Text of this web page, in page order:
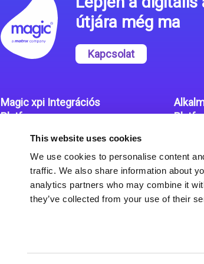
This website uses cookies
We use cookies to personalise content
traffic. We also share information about
analytics partners who may combine it
they’ve collected from your use of their
útjára még ma
Kapcsolat
Magic xpi Integrációs
Platform
Integrációs Platform
Sikertörténetek